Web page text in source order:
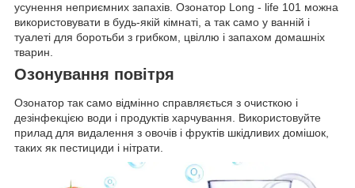
усунення неприємних запахів. Озонатор Long - life 101 можна
використовувати в будь-якій кімнаті, а так само у ванній і
туалеті для боротьби з грибком, цвіллю і запахом домашніх
тварин.
Озонування повітря
Озонатор так само відмінно справляється з очисткою і
дезінфекцією води і продуктів харчування. Використовуйте
прилад для видалення з овочів і фруктів шкідливих домішок,
таких як пестициди і нітрати.